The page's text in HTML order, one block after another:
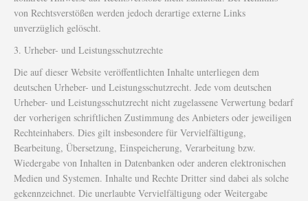
von Rechtsverstößen werden jedoch derartige externe Links
unverzüglich gelöscht.
3. Urheber- und Leistungsschutzrechte
Die auf dieser Website veröffentlichten Inhalte unterliegen dem
deutschen Urheber- und Leistungsschutzrecht. Jede vom deutschen
Urheber- und Leistungsschutzrecht nicht zugelassene Verwertung bedarf
der vorherigen schriftlichen Zustimmung des Anbieters oder jeweiligen
Rechteinhabers. Dies gilt insbesondere für Vervielfältigung,
Bearbeitung, Übersetzung, Einspeicherung, Verarbeitung bzw.
Wiedergabe von Inhalten in Datenbanken oder anderen elektronischen
Medien und Systemen. Inhalte und Rechte Dritter sind dabei als solche
gekennzeichnet. Die unerlaubte Vervielfältigung oder Weitergabe